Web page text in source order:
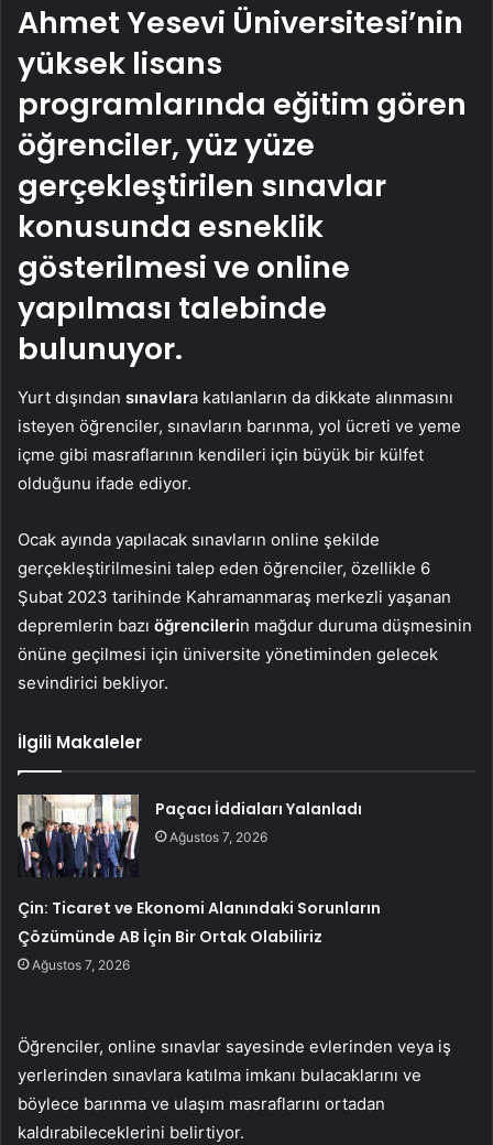
Ahmet Yesevi Üniversitesi’nin
yüksek lisans
programlarında eğitim gören
öğrenciler, yüz yüze
gerçekleştirilen sınavlar
konusunda esneklik
gösterilmesi ve online
yapılması talebinde
bulunuyor.
Yurt dışından sınavlara katılanların da dikkate alınmasını
isteyen öğrenciler, sınavların barınma, yol ücreti ve yeme
içme gibi masraflarının kendileri için büyük bir külfet
olduğunu ifade ediyor.
Ocak ayında yapılacak sınavların online şekilde
gerçekleştirilmesini talep eden öğrenciler, özellikle 6
Şubat 2023 tarihinde Kahramanmaraş merkezli yaşanan
depremlerin bazı öğrencilerin mağdur duruma düşmesinin
önüne geçilmesi için üniversite yönetiminden gelecek
sevindirici bekliyor.
İlgili Makaleler
Paçacı İddiaları Yalanladı
Ağustos 7, 2026
Çin: Ticaret ve Ekonomi Alanındaki Sorunların
Çözümünde AB İçin Bir Ortak Olabiliriz
Ağustos 7, 2026
Öğrenciler, online sınavlar sayesinde evlerinden veya iş
yerlerinden sınavlara katılma imkanı bulacaklarını ve
böylece barınma ve ulaşım masraflarını ortadan
kaldırabileceklerini belirtiyor.